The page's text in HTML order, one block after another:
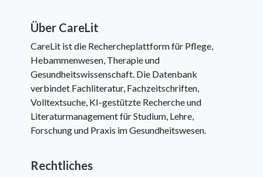
Über CareLit
CareLit ist die Rechercheplattform für Pflege,
Hebammenwesen, Therapie und
Gesundheitswissenschaft. Die Datenbank
verbindet Fachliteratur, Fachzeitschriften,
Volltextsuche, KI-gestützte Recherche und
Literaturmanagement für Studium, Lehre,
Forschung und Praxis im Gesundheitswesen.
Rechtliches